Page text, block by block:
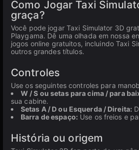
Como Jogar Taxi
graça?
Você pode jogar Taxi Simulator 3D
Playgama. Dê uma olhada em nossa
jogos online gratuitos, incluindo Taxi
outros grandes títulos.
Controles
Use os seguintes controles para
W / S ou setas para cima / para
sua cabine.
Setas A / D ou Esquerda / Direita:
Barra de espaço: Use os freios e
História ou origem